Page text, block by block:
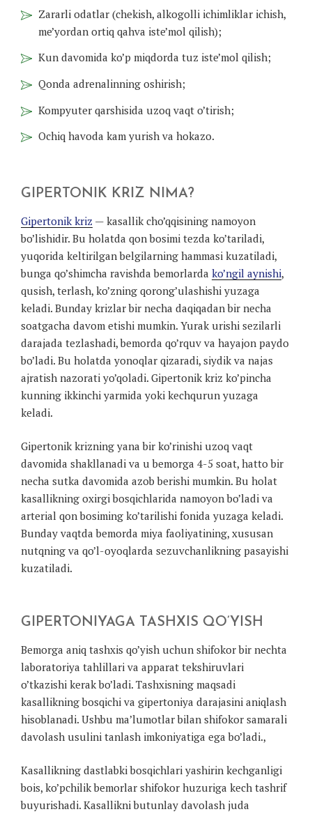
Zararli odatlar (chekish, alkogolli ichimliklar ichish,
me’yordan ortiq qahva iste’mol qilish);
Kun davomida ko’p miqdorda tuz iste’mol qilish;
Qonda adrenalinning oshirish;
Kompyuter qarshisida uzoq vaqt o’tirish;
Ochiq havoda kam yurish va hokazo.
GIPERTONIK KRIZ NIMA?
Gipertonik kriz — kasallik cho’qqisining namoyon
bo’lishidir. Bu holatda qon bosimi tezda ko’tariladi,
yuqorida keltirilgan belgilarning hammasi kuzatiladi,
bunga qo’shimcha ravishda bemorlarda ko’ngil aynishi,
qusish, terlash, ko’zning qorong’ulashishi yuzaga
keladi. Bunday krizlar bir necha daqiqadan bir necha
soatgacha davom etishi mumkin. Yurak urishi sezilarli
darajada tezlashadi, bemorda qo’rquv va hayajon paydo
bo’ladi. Bu holatda yonoqlar qizaradi, siydik va najas
ajratish nazorati yo’qoladi. Gipertonik kriz ko’pincha
kunning ikkinchi yarmida yoki kechqurun yuzaga
keladi.
Gipertonik krizning yana bir ko’rinishi uzoq vaqt
davomida shakllanadi va u bemorga 4-5 soat, hatto bir
necha sutka davomida azob berishi mumkin. Bu holat
kasallikning oxirgi bosqichlarida namoyon bo’ladi va
arterial qon bosiming ko’tarilishi fonida yuzaga keladi.
Bunday vaqtda bemorda miya faoliyatining, xususan
nutqning va qo’l-oyoqlarda sezuvchanlikning pasayishi
kuzatiladi.
GIPERTONIYAGA TASHXIS QO’YISH
Bemorga aniq tashxis qo’yish uchun shifokor bir nechta
laboratoriya tahlillari va apparat tekshiruvlari
o’tkazishi kerak bo’ladi. Tashxisning maqsadi
kasallikning bosqichi va gipertoniya darajasini aniqlash
hisoblanadi. Ushbu ma’lumotlar bilan shifokor samarali
davolash usulini tanlash imkoniyatiga ega bo’ladi.,
Kasallikning dastlabki bosqichlari yashirin kechganligi
bois, ko’pchilik bemorlar shifokor huzuriga kech tashrif
buyurishadi. Kasallikni butunlay davolash juda